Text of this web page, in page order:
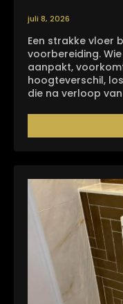
juli 8, 2026
Een strakke vloer
voorbereiding.
aanpakt,
hoogteverschil,
die na verloop